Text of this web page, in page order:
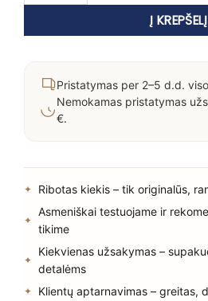
Į KREPŠELĮ
Pristatymas per 2–5 d.d.
Nemokamas pristatymas
€.
Ribotas kiekis – tik originalūs,
Asmeniškai testuojame ir
tikime
Kiekvienas užsakymas –
detalėms
Klientų aptarnavimas – greitas,